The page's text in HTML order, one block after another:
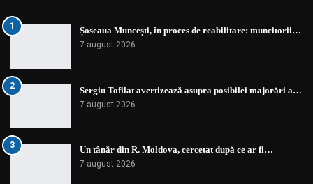
1 Șoseaua Muncești, în proces de reabilitare: muncitorii…
7 august 2026
2 Sergiu Tofilat avertizează asupra posibilei majorări a…
7 august 2026
3 Un tânăr din R. Moldova, cercetat după ce ar fi…
7 august 2026